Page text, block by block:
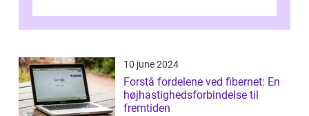
10 june 2024
Forstå fordelene ved fibernet: En
højhastighedsforbindelse til
fremtiden